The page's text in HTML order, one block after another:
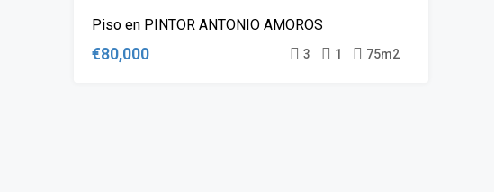
VENTA
Piso en PINTOR ANTONIO AMOROS
€80,000 3 1 75m2